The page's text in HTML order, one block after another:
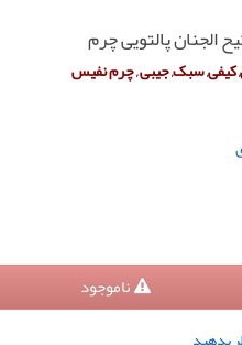
الجنان پالتویی چرم
کیفی, سبک, جیبی , چرم نفیس
ناموجود